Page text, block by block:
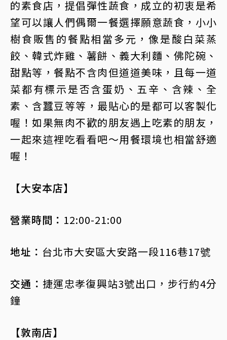
的素食店，提倡彈性蔬食，成立的初衷是希
望可以讓人們偶爾一餐選擇願意蔬食，小小
樹食販售的餐點相當多元，像是酸白菜蒸
餃、韓式炸雞、薯餅、義大利麵、佛陀碗、
甜點等，餐點不含肉但道道美味，且每一道
菜都有標示是否含蛋奶、五辛、含辣、全
素、含蠶豆等等，最貼心的是都可以客製化
喔！如果無肉不歡的朋友遇上吃素的朋友，
一起來這裡吃看看吧～用餐環境也相當舒適
喔！
【大安本店】
營業時間： 12:00-21:00
地址： 台北市大安區大安路一段116巷17號
交通： 捷運忠孝復興站3號出口，步行約4分
鐘
【敦南店】